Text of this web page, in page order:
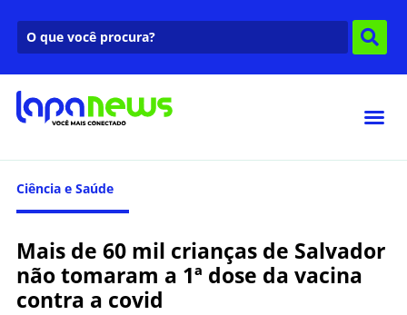
Ciência e Saúde
Mais de 60 mil crianças de Salvador
não tomaram a 1ª dose da vacina
contra a covid